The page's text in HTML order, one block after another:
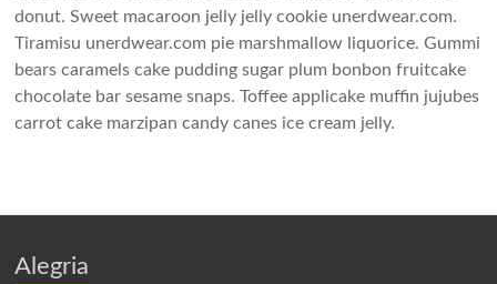
donut. Sweet macaroon jelly jelly cookie unerdwear.com.
Tiramisu unerdwear.com pie marshmallow liquorice. Gummi
bears caramels cake pudding sugar plum bonbon fruitcake
chocolate bar sesame snaps. Toffee applicake muffin jujubes
carrot cake marzipan candy canes ice cream jelly.
Alegria